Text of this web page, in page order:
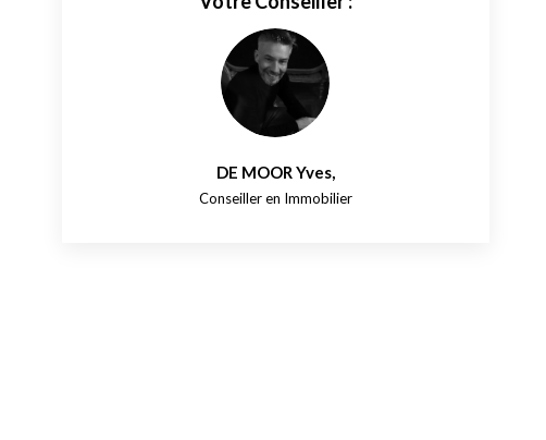
DE MOOR Yves,
Conseiller en Immobilier